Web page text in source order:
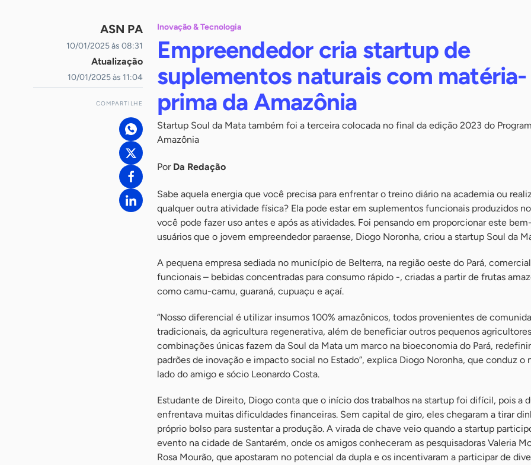
ASN PA
10/01/2025 às 08:31
Atualização
10/01/2025 às 11:04
COMPARTILHE
Inovação & Tecnologia
Empreendedor cria startup de
suplementos naturais com matéria-
prima da Amazônia
Startup Soul da Mata também foi a terceira colocada no final da edição 2023 do
Amazônia
Por Da Redação
Sabe aquela energia que você precisa para enfrentar o treino diário na academia ou
qualquer outra atividade física? Ela pode estar em suplementos funcionais produzidos
você pode fazer uso antes e após as atividades. Foi pensando em proporcionar este
usuários que o jovem empreendedor paraense, Diogo Noronha, criou a startup Soul da
A pequena empresa sediada no município de Belterra, na região oeste do Pará,
funcionais – bebidas concentradas para consumo rápido -, criadas a partir de frutas
como camu-camu, guaraná, cupuaçu e açaí.
“Nosso diferencial é utilizar insumos 100% amazônicos, todos provenientes de
tradicionais, da agricultura regenerativa, além de beneficiar outros pequenos
combinações únicas fazem da Soul da Mata um marco na bioeconomia do Pará,
padrões de inovação e impacto social no Estado”, explica Diogo Noronha, que conduz o
lado do amigo e sócio Leonardo Costa.
Estudante de Direito, Diogo conta que o início dos trabalhos na startup foi difícil, pois a
enfrentava muitas dificuldades financeiras. Sem capital de giro, eles chegaram a tirar
próprio bolso para sustentar a produção. A virada de chave veio quando a startup
evento na cidade de Santarém, onde os amigos conheceram as pesquisadoras Valeria
Rosa Mourão, que apostaram no potencial da dupla e os incentivaram a participar de